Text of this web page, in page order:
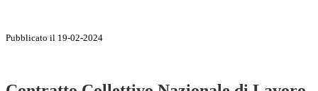
Pubblicato il 19-02-2024